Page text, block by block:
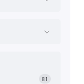
81